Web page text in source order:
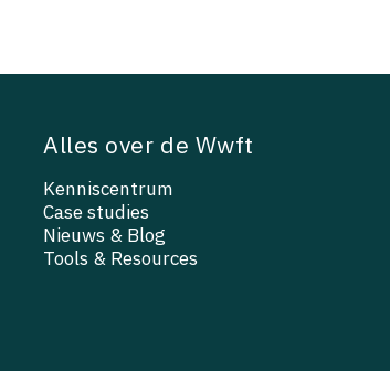
Alles over de Wwft
Kenniscentrum
Case studies
Nieuws & Blog
Tools & Resources